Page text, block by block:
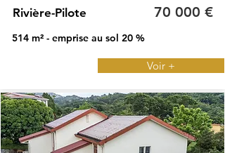
Rivière-Pilote 70 000 €
514 m² - emprise au sol 20 %
Voir +